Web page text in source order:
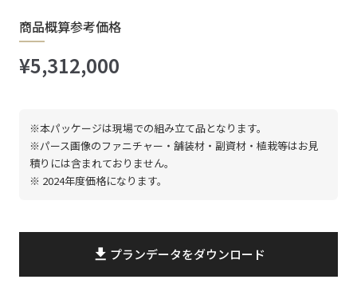
商品概算参考価格
¥5,312,000
※本パッケージは現場での組み立て品となります。
※パース画像のファニチャー・舗装材・副資材・植栽等はお見
積りには含まれておりません。
※ 2024年度価格になります。
file_download プランデータをダウンロード